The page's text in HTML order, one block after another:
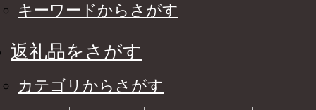
キーワードからさがす
返礼品をさがす
カテゴリからさがす